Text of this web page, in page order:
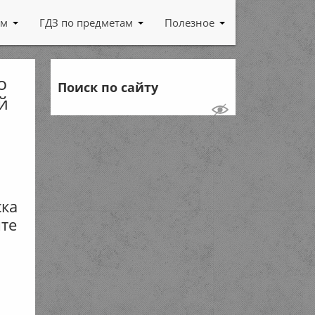
ГДЗ по предметам Полезное
Поиск по сайту